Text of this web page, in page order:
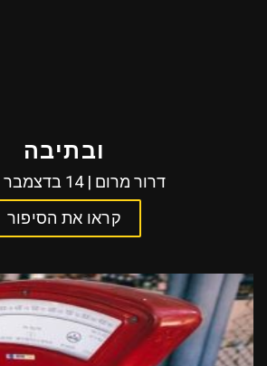
ובתיבה
דרור מרום | 14 בדצמבר 2021
קראו את הסיפור